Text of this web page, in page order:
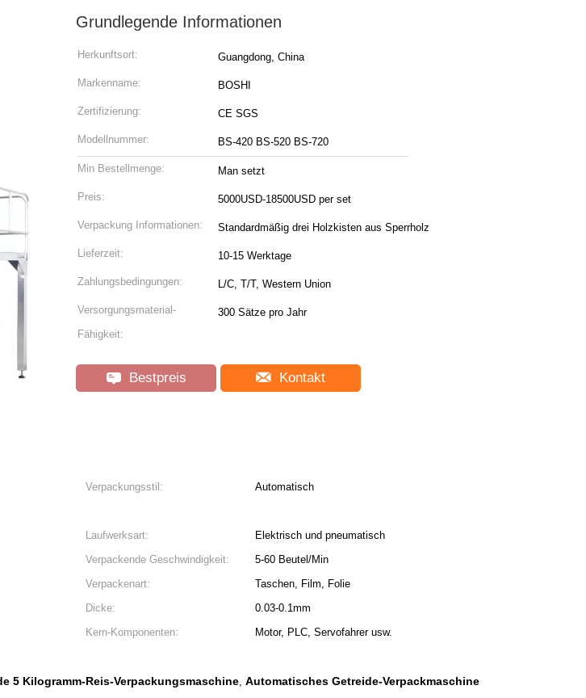
Grundlegende Informationen
Herkunftsort: Guangdong, China
Markenname: BOSHI
Zertifizierung: CE SGS
Modellnummer: BS-420 BS-520 BS-720
Min Bestellmenge: Man setzt
Preis: 5000USD-18500USD per set
Verpackung Informationen: Standardmäßig drei Holzkisten aus Sperrholz
Lieferzeit: 10-15 Werktage
Zahlungsbedingungen: L/C, T/T, Western Union
Versorgungsmaterial-
Fähigkeit:
300 Sätze pro Jahr
Bestpreis Kontakt
Verpackungsstil: Automatisch
Laufwerksart:
Elektrisch und pneumatisch
Verpackende Geschwindigkeit:
5-60 Beutel/Min
Verpackenart:
Taschen, Film, Folie
Dicke:
0.03-0.1mm
Kern-Komponenten:
Motor, PLC, Servofahrer usw.
5 Kilogramm-Reis-Verpackungsmaschine, Automatisches Getreide-Verpackmaschine